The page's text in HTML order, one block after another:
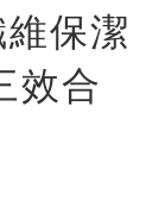
保潔
效合